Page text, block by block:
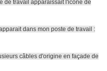
de travail apparaissait l'icône de
dans mon poste de travail :
câbles d'origine en façade de